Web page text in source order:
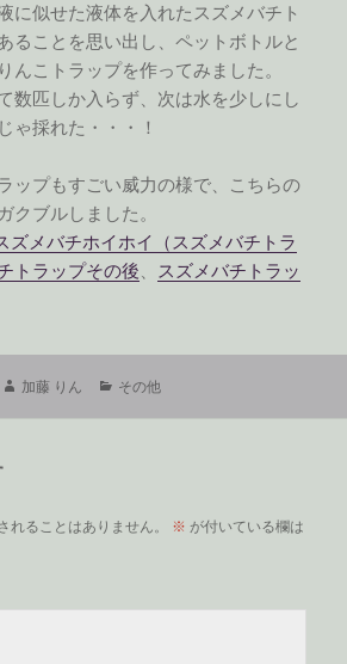
に似せた液体を入れたスズメバチト
ることを思い出し、ペットボトルと
んこトラップを作ってみました。
数匹しか入らず、次は水を少しにし
ゃ採れた・・・！
ップもすごい威力の様で、こちらの
クブルしました。
ズメバチホイホイ（スズメバチトラ
トラップその後
スズメバチトラッ
作
加藤 りん
カ
その他
れることはありません。 ※ が付いている欄は